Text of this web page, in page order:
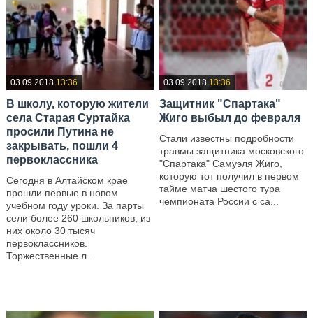
03.09.2018 13:36
В школу, которую жители
села Старая Суртайка
просили Путина не
закрывать, пошли 4
первоклассника
Сегодня в Алтайском крае
прошли первые в новом
учебном году уроки. За парты
сели более 260 школьников, из
них около 30 тысяч
первоклассников.
Торжественные л...
03.09.2018 13:36
Защитник "Спартака"
Жиго выбыл до февраля
Стали известны подробности
травмы защитника московского
"Спартака" Самуэля Жиго,
которую тот получил в первом
тайме матча шестого тура
чемпионата России с са...